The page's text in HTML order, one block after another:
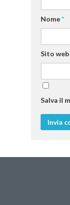
Nome*
Sito web
Salva il